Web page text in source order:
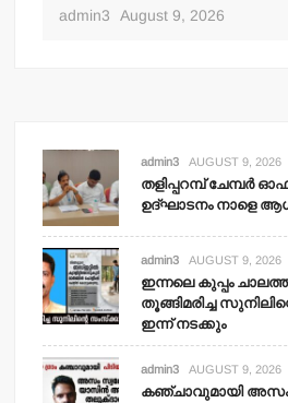
admin3 August 9, 2026
admin3 AUGUST 9, 2026
തളിപ്പറമ്പ്
ഉദ്ഘാടനം നാളെ
admin3 AUGUST 9, 2026
ഇന്നലെ കുപ്പം
തൂങ്ങിമരിച്ച
ഇന്ന് നടക്കും
admin3 AUGUST 9, 2026
കഞ്ചാവുമായി അസം